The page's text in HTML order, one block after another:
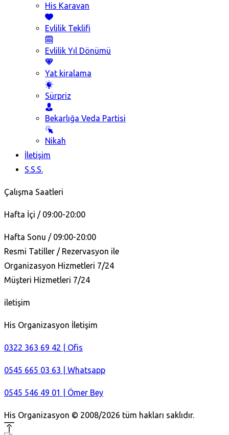
His Karavan
Evlilik Teklifi
Evlilik Yıl Dönümü
Yat kiralama
Sürpriz
Bekarlığa Veda Partisi
Nikah
İletişim
S.S.S.
Çalışma Saatleri
Hafta İçi / 09:00-20:00
Hafta Sonu / 09:00-20:00
Resmi Tatiller / Rezervasyon ile
Organizasyon Hizmetleri 7/24
Müşteri Hizmetleri 7/24
iletişim
His Organizasyon İletişim
0322 363 69 42 | Ofis
0545 665 03 63 | Whatsapp
0545 546 49 01 | Ömer Bey
His Organizasyon © 2008/2026 tüm hakları saklıdır.